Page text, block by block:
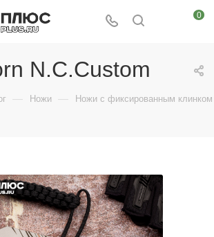
0
N.C.Custom
— Ножи — Ножи с фиксированным клинком